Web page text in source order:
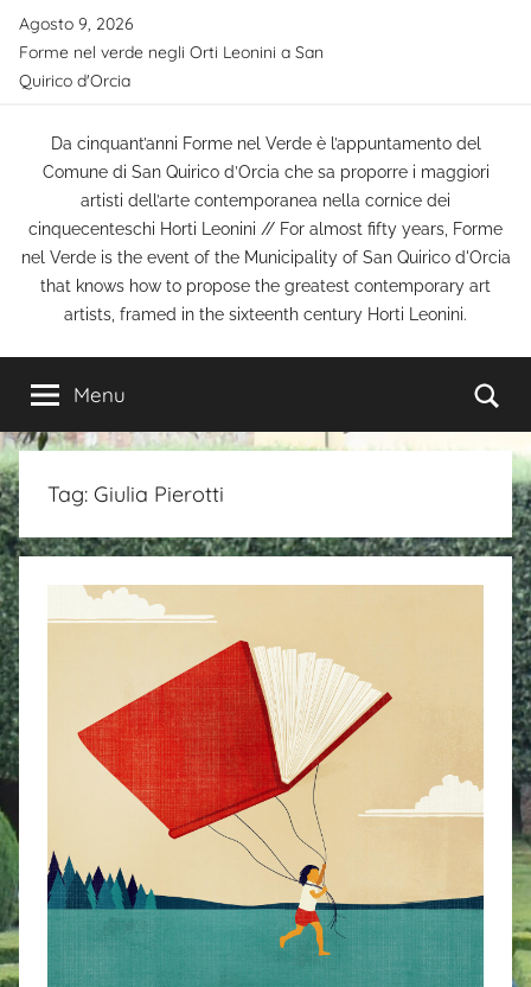
Salta
contenuto
Agosto 9, 2026
Forme nel verde negli Orti Leonini a San
Quirico d'Orcia
Da cinquant’anni Forme nel Verde è l’appuntamento del
Comune di San Quirico d’Orcia che sa proporre i maggiori
artisti dell’arte contemporanea nella cornice dei
cinquecenteschi Horti Leonini // For almost fifty years, Forme
nel Verde is the event of the Municipality of San Quirico d'Orcia
that knows how to propose the greatest contemporary art
artists, framed in the sixteenth century Horti Leonini.
Menu
Tag: Giulia Pierotti